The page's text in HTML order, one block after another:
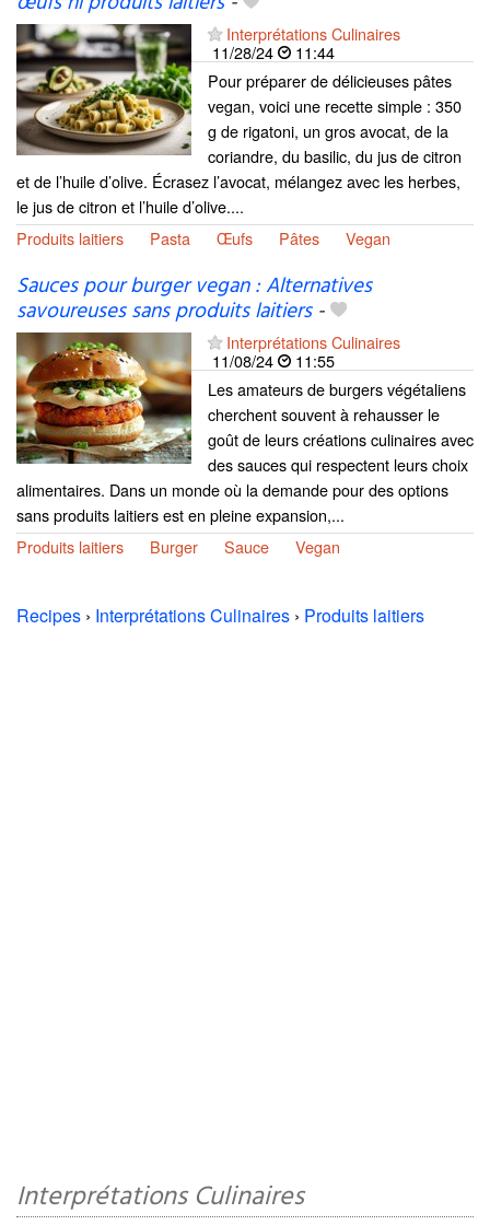
Interprétations Culinaires
11/28/24
11:44
Pour préparer de délicieuses pâtes
vegan, voici une recette simple : 350
g de rigatoni, un gros avocat, de la
coriandre, du basilic, du jus de citron
et de l’huile d’olive. Écrasez l’avocat, mélangez avec les herbes,
le jus de citron et l’huile d’olive....
Produits laitiers
Pasta Œufs Pâtes Vegan
Sauces pour burger vegan : Alternatives
savoureuses sans produits laitiers-
Interprétations Culinaires
11/08/24
11:55
Les amateurs de burgers végétaliens
cherchent souvent à rehausser le
goût de leurs créations culinaires avec
des sauces qui respectent leurs choix
alimentaires. Dans un monde où la demande pour des options
sans produits laitiers est en pleine expansion,...
Produits laitiers
Burger Sauce Vegan
Recipes › Interprétations Culinaires › Produits laitiers
Interprétations Culinaires